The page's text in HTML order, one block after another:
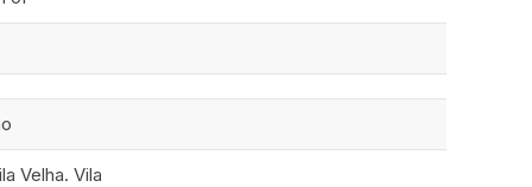
Velha. Vila